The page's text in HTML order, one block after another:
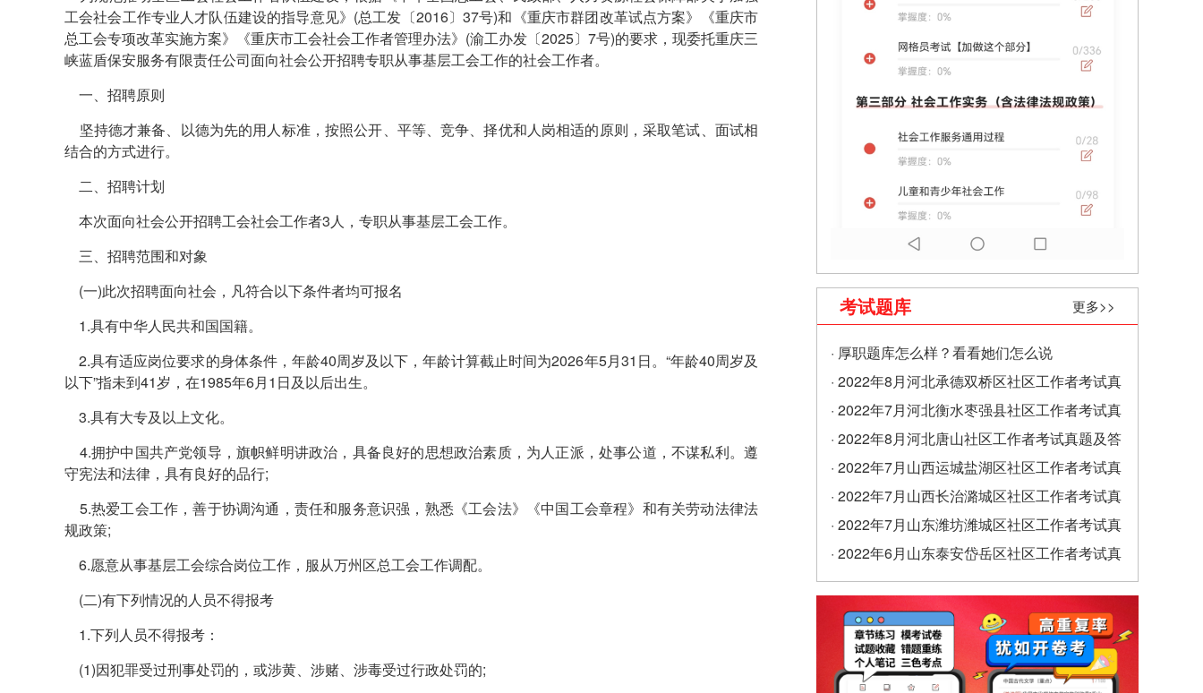
工会社会工作专业人才队伍建设的指导意见》(总工发〔2016〕37号)和《重庆市群团改革试点方案》《重庆市
总工会专项改革实施方案》《重庆市工会社会工作者管理办法》(渝工办发〔2025〕7号)的要求，现委托重庆三
峡蓝盾保安服务有限责任公司面向社会公开招聘专职从事基层工会工作的社会工作者。
一、招聘原则
坚持德才兼备、以德为先的用人标准，按照公开、平等、竞争、择优和人岗相适的原则，采取笔试、面试相
结合的方式进行。
二、招聘计划
本次面向社会公开招聘工会社会工作者3人，专职从事基层工会工作。
三、招聘范围和对象
(一)此次招聘面向社会，凡符合以下条件者均可报名
1.具有中华人民共和国国籍。
2.具有适应岗位要求的身体条件，年龄40周岁及以下，年龄计算截止时间为2026年5月31日。“年龄40周岁及
以下”指未到41岁，在1985年6月1日及以后出生。
3.具有大专及以上文化。
4.拥护中国共产党领导，旗帜鲜明讲政治，具备良好的思想政治素质，为人正派，处事公道，不谋私利。遵
守宪法和法律，具有良好的品行;
5.热爱工会工作，善于协调沟通，责任和服务意识强，熟悉《工会法》《中国工会章程》和有关劳动法律法
规政策;
6.愿意从事基层工会综合岗位工作，服从万州区总工会工作调配。
(二)有下列情况的人员不得报考
1.下列人员不得报考：
(1)因犯罪受过刑事处罚的，或涉黄、涉赌、涉毒受过行政处罚的;
考试题库 更多>>
· 厚职题库怎么样？看看她们怎么说
· 2022年8月河北承德双桥区社区工作者考试真
题及答案（精选）
· 2022年7月河北衡水枣强县社区工作者考试真
题及答案
· 2022年8月河北唐山社区工作者考试真题及答
案
· 2022年7月山西运城盐湖区社区工作者考试真
题及答案
· 2022年7月山西长治潞城区社区工作者考试真
题及答案
· 2022年7月山东潍坊潍城区社区工作者考试真
题及答案
· 2022年6月山东泰安岱岳区社区工作者考试真
题及答案（精选）